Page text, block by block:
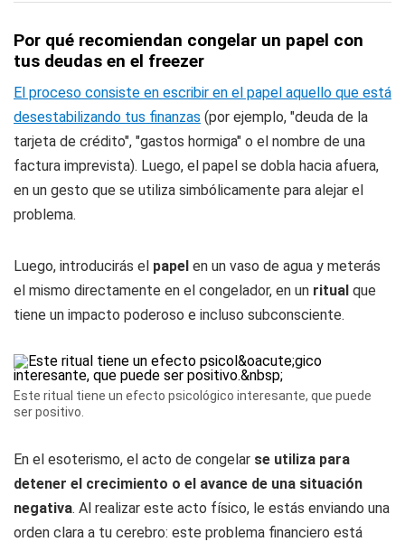
Por qué recomiendan congelar un papel con
tus deudas en el freezer
El proceso consiste en escribir en el papel aquello que está
desestabilizando tus finanzas (por ejemplo, "deuda de la
tarjeta de crédito", "gastos hormiga" o el nombre de una
factura imprevista). Luego, el papel se dobla hacia afuera,
en un gesto que se utiliza simbólicamente para alejar el
problema.
Luego, introducirás el papel en un vaso de agua y meterás
el mismo directamente en el congelador, en un ritual que
tiene un impacto poderoso e incluso subconsciente.
Este ritual tiene un efecto psicológico interesante, que puede
ser positivo.
En el esoterismo, el acto de congelar se utiliza para
detener el crecimiento o el avance de una situación
negativa. Al realizar este acto físico, le estás enviando una
orden clara a tu cerebro: este problema financiero está